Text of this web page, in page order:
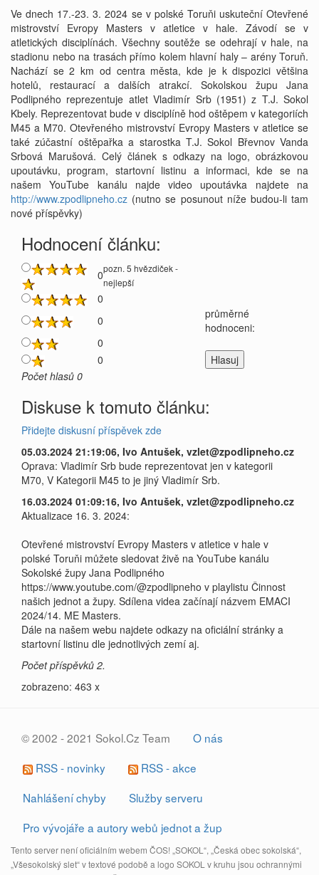
Ve dnech 17.-23. 3. 2024 se v polské Toruňi uskuteční Otevřené
mistrovství Evropy Masters v atletice v hale. Závodí se v
atletických disciplínách. Všechny soutěže se odehrají v hale, na
stadionu nebo na trasách přímo kolem hlavní haly – arény Toruň.
Nachází se 2 km od centra města, kde je k dispozici většina
hotelů, restaurací a dalších atrakcí. Sokolskou župu Jana
Podlipného reprezentuje atlet Vladimír Srb (1951) z T.J. Sokol
Kbely. Reprezentovat bude v disciplíně hod oštěpem v kategoriích
M45 a M70. Otevřeného mistrovství Evropy Masters v atletice se
také zúčastní oštěpařka a starostka T.J. Sokol Břevnov Vanda
Srbová Marušová. Celý článek s odkazy na logo, obrázkovou
upoutávku, program, startovní listinu a informaci, kde se na
našem YouTube kanálu najde video upoutávka najdete na
http://www.zpodlipneho.cz (nutno se posunout níže budou-li tam
nové příspěvky)
Hodnocení článku:
0pozn. 5 hvězdiček -
nejlepší
0
0
průměrné
hodnoceni:
0
0
Počet hlasů 0
Diskuse k tomuto článku:
Přidejte diskusní příspěvek zde
05.03.2024 21:19:06, Ivo Antušek, vzlet@zpodlipneho.cz
Oprava: Vladimír Srb bude reprezentovat jen v kategorii
M70, V Kategorii M45 to je jiný Vladimír Srb.
16.03.2024 01:09:16, Ivo Antušek, vzlet@zpodlipneho.cz
Aktualizace 16. 3. 2024:
Otevřené mistrovství Evropy Masters v atletice v hale v
polské Toruňi můžete sledovat živě na YouTube kanálu
Sokolské župy Jana Podlipného
https://www.youtube.com/@zpodlipneho v playlistu Činnost
našich jednot a župy. Sdílena videa začínají názvem EMACI
2024/14. ME Masters.
Dále na našem webu najdete odkazy na oficiální stránky a
startovní listinu dle jednotlivých zemí aj.
Počet příspěvků 2.
zobrazeno: 463 x
© 2002 - 2021 Sokol.Cz Team
O nás
RSS - novinky
RSS - akce
Nahlášení chyby
Služby serveru
Pro vývojáře a autory webů jednot a žup
Tento server není oficiálním webem ČOS! „SOKOL“, „Česká obec sokolská“,
„Všesokolský slet“ v textové podobě a logo SOKOL v kruhu jsou ochrannými